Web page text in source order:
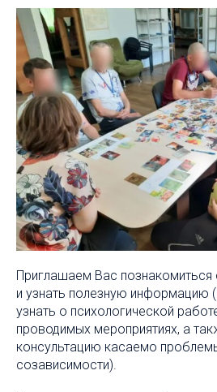
Приглашаем Вас
и узнать полезную информацию
узнать о психологической
проводимых мероприятиях, а
консультацию касаемо
созависимости).